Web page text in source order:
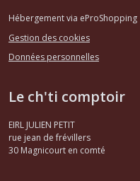
Hébergement via eProShopping
Gestion des cookies
Données personnelles
Le ch'ti comptoir
EIRL JULIEN PETIT
rue jean de frévillers
30 Magnicourt en comté